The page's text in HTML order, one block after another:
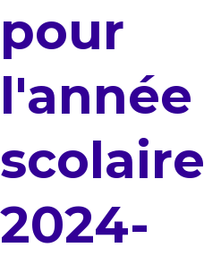
pour
l'année
scolaire
2024-